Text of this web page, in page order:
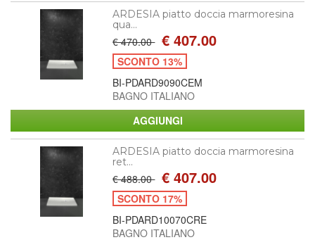
ARDESIA piatto doccia marmoresina
qua...
€ 470.00 € 407.00
SCONTO 13%
BI-PDARD9090CEM
BAGNO ITALIANO
ARDESIA piatto doccia marmoresina
ret...
€ 488.00 € 407.00
SCONTO 17%
BI-PDARD10070CRE
BAGNO ITALIANO